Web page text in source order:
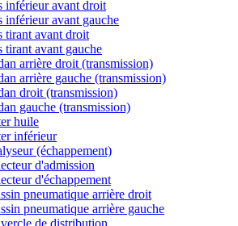
inférieur avant droit
inférieur avant gauche
tirant avant droit
tirant avant gauche
arrière droit (transmission)
arrière gauche (transmission)
droit (transmission)
gauche (transmission)
huile
inférieur
(échappement)
d'admission
d'échappement
pneumatique arrière droit
pneumatique arrière gauche
de distribution